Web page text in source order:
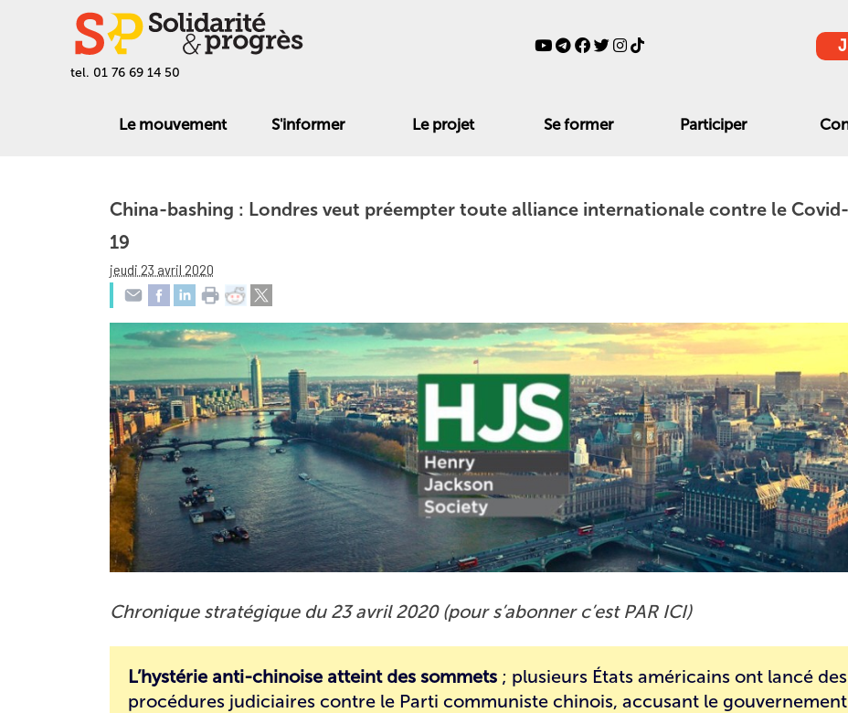
tel. 01 76 69 14 50
Le mouvement S'informer Le projet Se former Participer
China-bashing : Londres veut préempter toute alliance internationale contre le Covid-
19
jeudi 23 avril 2020
Chronique stratégique du 23 avril 2020 (pour s’abonner c’est PAR ICI)
L’hystérie anti-chinoise atteint des sommets ; plusieurs États américains ont lancé des
procédures judiciaires contre le Parti communiste chinois, accusant le gouvernement